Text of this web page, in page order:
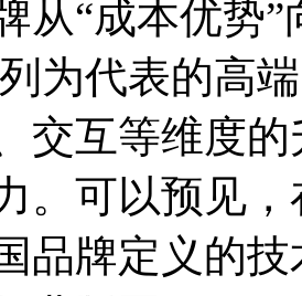
从“成本优势
为代表的高
交互等维度
。可以预见
品牌定义的